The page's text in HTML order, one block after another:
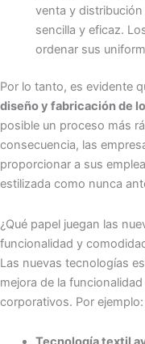
venta y
sencilla y eficaz.
ordenar sus
Por lo tanto, es evidente
diseño y fabricación de
posible un proceso más
consecuencia, las
proporcionar a sus
estilizada como nunca
¿Qué papel juegan las
funcionalidad y
Las nuevas tecnologías
mejora de la
corporativos. Por ejemplo: